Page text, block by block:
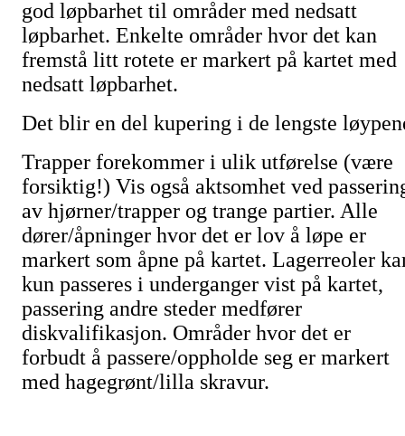
god løpbarhet til områder med nedsatt
løpbarhet. Enkelte områder hvor det kan
fremstå litt rotete er markert på kartet med
nedsatt løpbarhet.
Det blir en del kupering i de lengste
Trapper forekommer i ulik utførelse (være
forsiktig!) Vis også aktsomhet ved
av hjørner/trapper og trange partier. Alle
dører/åpninger hvor det er lov å løpe er
markert som åpne på kartet. Lagerreoler
kun passeres i underganger vist på kartet,
passering andre steder medfører
diskvalifikasjon. Områder hvor det er
forbudt å passere/oppholde seg er markert
med hagegrønt/lilla skravur.